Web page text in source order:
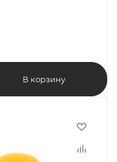
В корзину